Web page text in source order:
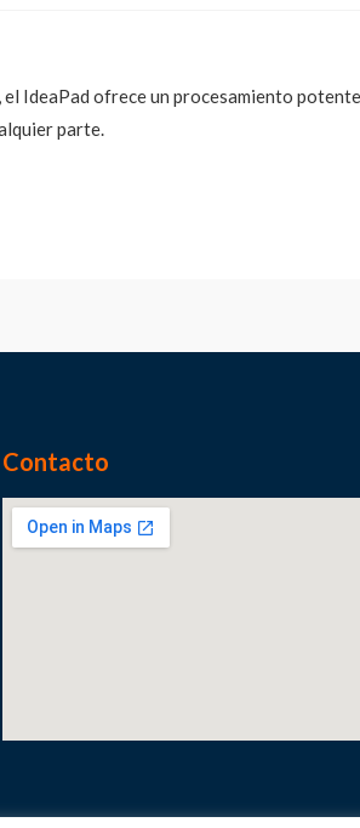
IdeaPad ofrece un procesamiento
parte.
Contacto